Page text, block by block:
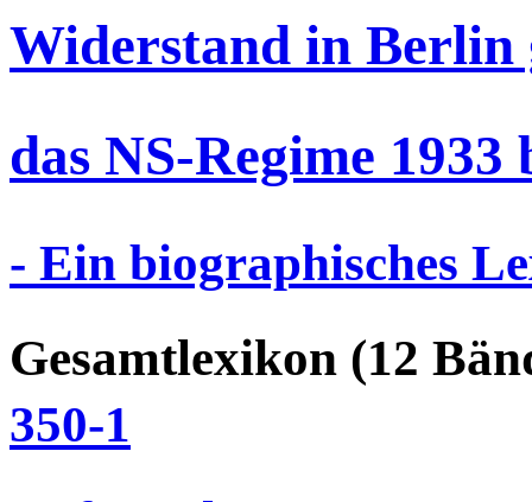
Widerstand in Berlin
das NS-Regime 1933
- Ein biographisches
Gesamtlexikon (12
350-1